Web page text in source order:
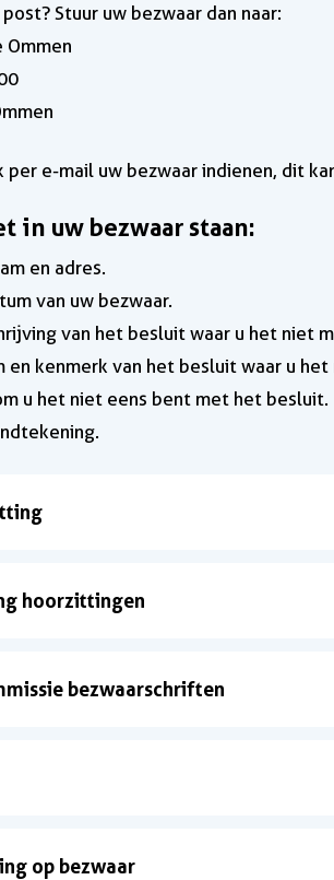
Stuur uw bezwaar dan naar:
Ommen
per e-mail uw bezwaar indienen, dit
in uw bezwaar staan:
en adres.
van uw bezwaar.
van het besluit waar u het niet
en kenmerk van het besluit waar u
u het niet eens bent met het besluit.
hoorzittingen
bezwaarschriften
op bezwaar